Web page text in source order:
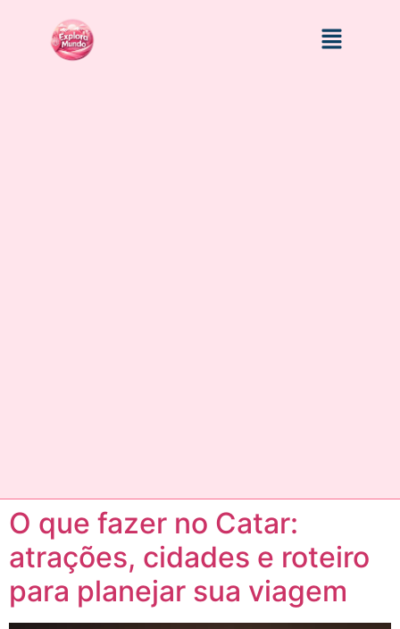
O que fazer no Catar:
atrações, cidades e roteiro
para planejar sua viagem